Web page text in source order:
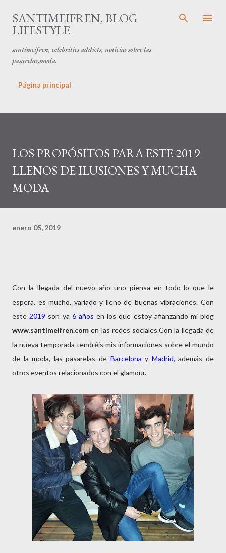
Ir al contenido principal
SANTIMEIFREN, BLOG
LIFESTYLE
santimeifren, celebrities addicts, noticias sobre las
pasarelas,moda.
Página principal
LOS PROPÓSITOS PARA ESTE 2019
LLENOS DE ILUSIONES Y MUCHA
MODA
enero 05, 2019
Con la llegada del nuevo año uno piensa en todo lo que le
espera, es mucho, variado y lleno de buenas vibraciones. Con
este 2019 son ya 6 años en los que estoy afianzando mi blog
www.santimeifren.com en las redes sociales.Con la llegada de
la nueva temporada tendréis mis informaciones sobre el mundo
de la moda, las pasarelas de Barcelona y Madrid, además de
otros eventos relacionados con el glamour.